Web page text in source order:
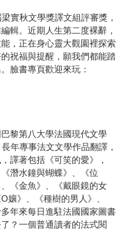
實秋文學獎譯文組評審獎，
輯。近期人生第二度裸辭，
，正在身心靈大觀園裡探索
祝福與提醒，願我們都能踏
臉書專頁歡迎來玩：
黎第八大學法國現代文學
年專事法文文學作品翻譯，
譯著包括《可笑的愛》，
潛水鐘與蝴蝶》、《位
《金魚》、《戴眼鏡的女
孃》、《種樹的男人》、
年來每日進駐法國國家圖書
？一個普通讀者的法式閱